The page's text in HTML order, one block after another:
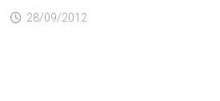
28/09/2012